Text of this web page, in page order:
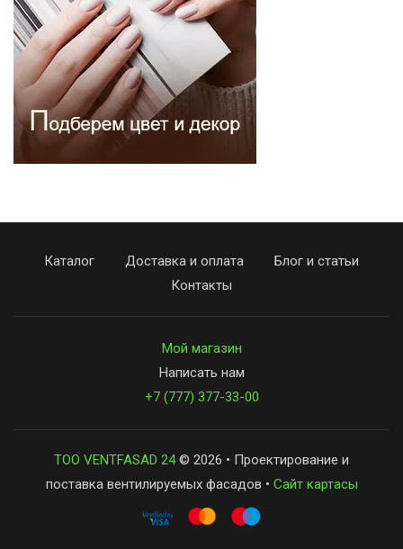
Каталог Доставка и оплата
Блог и статьи
Контакты
Мой магазин
Написать нам
+7 (777) 377-33-00
ТОО VENTFASAD 24© 2026 • Проектирование и
поставка вентилируемых фасадов • Сайт картасы